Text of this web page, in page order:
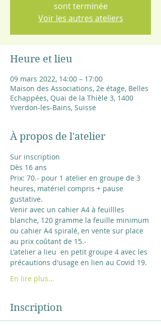
sont terminée
Voir les autres ateliers
Heure et lieu
09 mars 2022, 14:00 – 17:00
Maison des Associations, 2e étage, Belles
Echappées, Quai de la Thièle 3, 1400
Yverdon-les-Bains, Suisse
À propos de l'atelier
Sur inscription
Dès 16 ans
Prix: 70.- pour 1 atelier en groupe de 3
heures, matériel compris + pause
gustative.
Venir avec un cahier A4 à feuillles
blanche, 120 gramme la feuille minimum
ou cahier A4 spiralé, en vente sur place
au prix coûtant de 15.-
L'atelier a lieu  en petit groupe 4 avec les
précautions d'usage en lien au Covid 19.
En lire plus...
Inscription